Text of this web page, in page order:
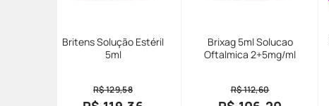
Britens Solução Estéril
5ml
R$ 129,58
Brixag 5ml Solucao
Oftalmica 2+5mg/ml
R$ 112,60